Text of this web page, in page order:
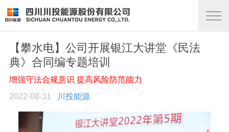
【攀水电】公司开展银江大讲堂《民法
典》合同编专题培训
增强守法合规意识 提高风险防范能力
2022-08-31
川投能源